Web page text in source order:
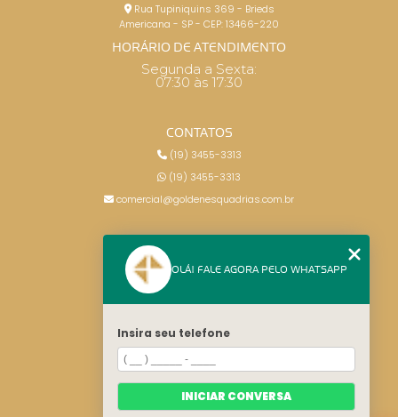
Rua Tupiniquins 369 - Brieds
Americana - SP - CEP: 13466-220
HORÁRIO DE ATENDIMENTO
Segunda a Sexta:
07:30 às 17:30
CONTATOS
(19) 3455-3313
(19) 3455-3313
comercial@goldenesquadrias.com.br
HOME
CATEGORIAS
MAPA DO SITE
OLÁ! FALE AGORA PELO WHATSAPP
Insira seu telefone
INICIAR CONVERSA